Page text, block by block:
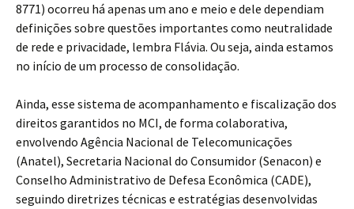
8771) ocorreu há apenas um ano e meio e dele dependiam
definições sobre questões importantes como neutralidade
de rede e privacidade, lembra Flávia. Ou seja, ainda estamos
no início de um processo de consolidação.
Ainda, esse sistema de acompanhamento e fiscalização dos
direitos garantidos no MCI, de forma colaborativa,
envolvendo Agência Nacional de Telecomunicações
(Anatel), Secretaria Nacional do Consumidor (Senacon) e
Conselho Administrativo de Defesa Econômica (CADE),
seguindo diretrizes técnicas e estratégias desenvolvidas